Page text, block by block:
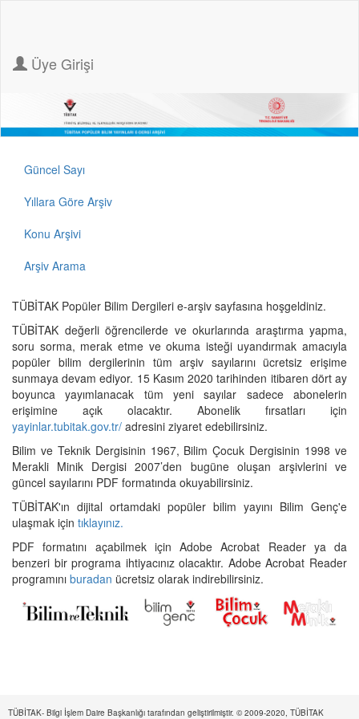
Üye Girişi
Güncel Sayı
Yıllara Göre Arşiv
Konu Arşivi
Arşiv Arama
TÜBİTAK Popüler Bilim Dergileri e-arşiv sayfasına hoşgeldiniz.
TÜBİTAK değerli öğrencilerde ve okurlarında araştırma yapma,
soru sorma, merak etme ve okuma isteği uyandırmak amacıyla
popüler bilim dergilerinin tüm arşiv sayılarını ücretsiz erişime
sunmaya devam ediyor. 15 Kasım 2020 tarihinden itibaren dört ay
boyunca yayımlanacak tüm yeni sayılar sadece abonelerin
erişimine açık olacaktır. Abonelik fırsatları için
yayinlar.tubitak.gov.tr/ adresini ziyaret edebilirsiniz.
Bilim ve Teknik Dergisinin 1967, Bilim Çocuk Dergisinin 1998 ve
Merakli Minik Dergisi 2007’den bugüne oluşan arşivlerini ve
güncel sayılarını PDF formatında okuyabilirsiniz.
TÜBİTAK'ın dijital ortamdaki popüler bilim yayını Bilim Genç'e
ulaşmak için tıklayınız.
PDF formatını açabilmek için Adobe Acrobat Reader ya da
benzeri bir programa ihtiyacınız olacaktır. Adobe Acrobat Reader
programını buradan ücretsiz olarak indirebilirsiniz.
TÜBİTAK- Bilgi İşlem Daire Başkanlığı tarafından geliştirilmiştir. © 2009-2020, TÜBİTAK